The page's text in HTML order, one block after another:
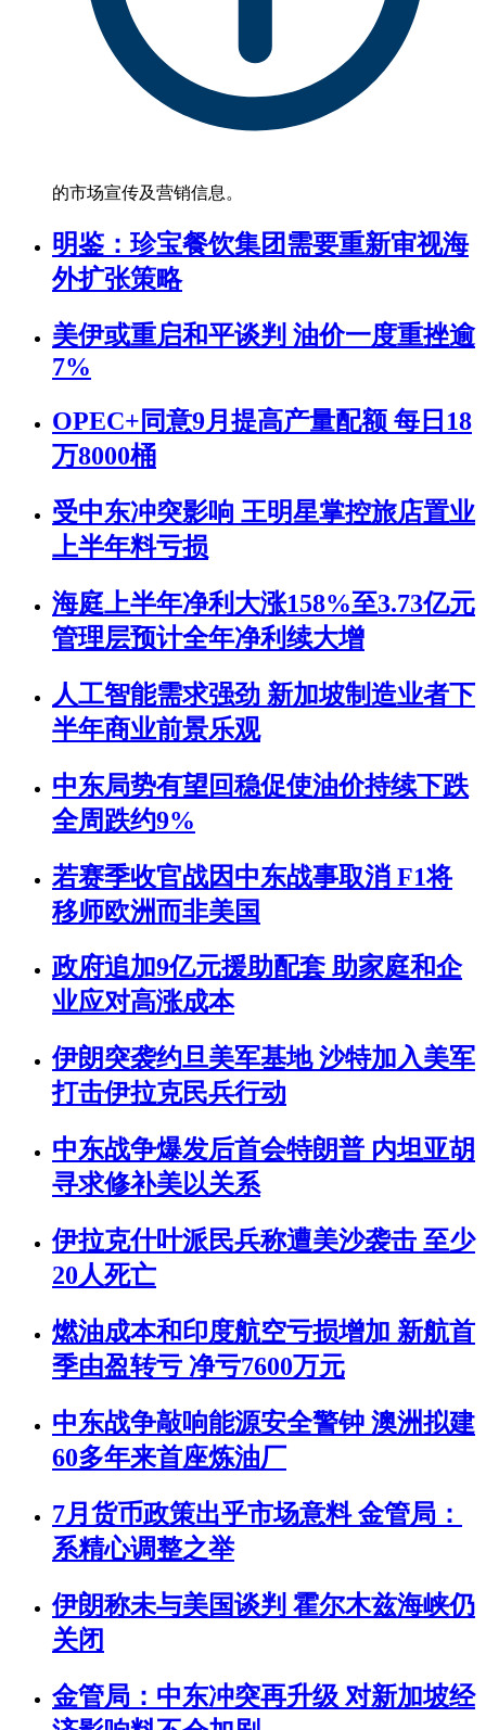
的市场宣传及营销信息。
明鉴：珍宝餐饮集团需要重新审视海
外扩张策略
美伊或重启和平谈判 油价一度重挫逾
7%
OPEC+同意9月提高产量配额 每日18
万8000桶
受中东冲突影响 王明星掌控旅店置业
上半年料亏损
海庭上半年净利大涨158%至3.73亿元
管理层预计全年净利续大增
人工智能需求强劲 新加坡制造业者下
半年商业前景乐观
中东局势有望回稳促使油价持续下跌
全周跌约9%
若赛季收官战因中东战事取消 F1将
移师欧洲而非美国
政府追加9亿元援助配套 助家庭和企
业应对高涨成本
伊朗突袭约旦美军基地 沙特加入美军
打击伊拉克民兵行动
中东战争爆发后首会特朗普 内坦亚胡
寻求修补美以关系
伊拉克什叶派民兵称遭美沙袭击 至少
20人死亡
燃油成本和印度航空亏损增加 新航首
季由盈转亏 净亏7600万元
中东战争敲响能源安全警钟 澳洲拟建
60多年来首座炼油厂
7月货币政策出乎市场意料 金管局：
系精心调整之举
伊朗称未与美国谈判 霍尔木兹海峡仍
关闭
金管局：中东冲突再升级 对新加坡经